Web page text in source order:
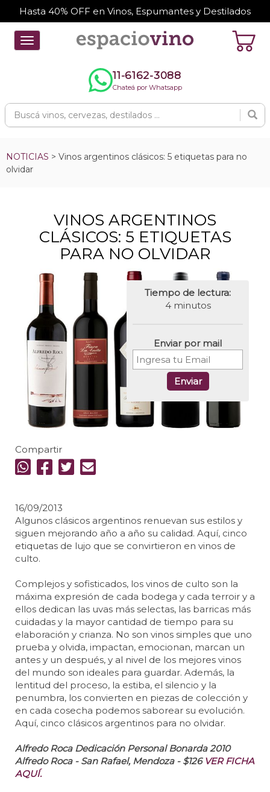
Hasta 40% OFF en Vinos, Espumantes y Destilados
Toggle
navigation
11-6162-3088
Chateá por Whatsapp
NOTICIAS > Vinos argentinos clásicos: 5 etiquetas para no
olvidar
VINOS ARGENTINOS
CLÁSICOS: 5 ETIQUETAS
PARA NO OLVIDAR
Tiempo de lectura:
4 minutos
Enviar por mail
Enviar
Compartir
16/09/2013
Algunos clásicos argentinos renuevan sus estilos y
siguen mejorando año a año su calidad. Aquí, cinco
etiquetas de lujo que se convirtieron en vinos de
culto.
Complejos y sofisticados, los vinos de culto son la
máxima expresión de cada bodega y cada terroir y a
ellos dedican las uvas más selectas, las barricas más
cuidadas y la mayor cantidad de tiempo para su
elaboración y crianza. No son vinos simples que uno
prueba y olvida, impactan, emocionan, marcan un
antes y un después, y al nivel de los mejores vinos
del mundo son ideales para guardar. Además, la
lentitud del proceso, la estiba, el silencio y la
penumbra, los convierten en piezas de colección y
en cada cosecha podemos saborear su evolución.
Aquí, cinco clásicos argentinos para no olvidar.
Alfredo Roca Dedicación Personal Bonarda 2010
Alfredo Roca - San Rafael, Mendoza - $126 VER FICHA
AQUÍ.